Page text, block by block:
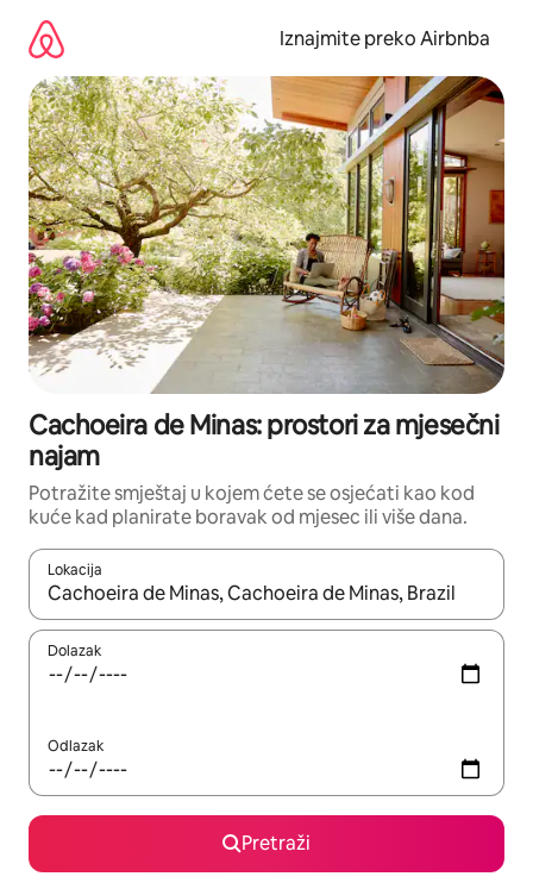
sadržaj
Iznajmite preko Airbnba
Cachoeira de Minas: prostori za mjesečni
najam
Potražite smještaj u kojem ćete se osjećati kao kod
kuće kad planirate boravak od mjesec ili više dana.
Lokacija
Kada budu dostupni rezultati, moći ćete ih pregledati
Dolazak
Odlazak
Pretraži